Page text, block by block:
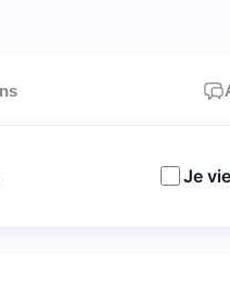
Noisy-le-
Je